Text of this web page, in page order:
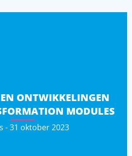
ONTWIKKELINGEN
MODULES
- 31 oktober 2023